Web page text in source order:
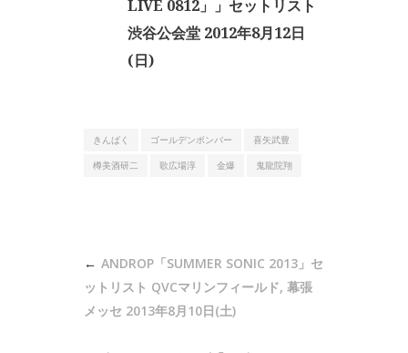
LIVE 0812」」セットリスト
渋谷公会堂 2012年8月12日
(日)
きんばく ゴールデンボンバー
喜矢武豊
樽美酒研二
歌広場淳 金爆 鬼龍院翔
ANDROP「SUMMER SONIC 2013」セ
ットリスト QVCマリンフィールド, 幕張
メッセ 2013年8月10日(土)